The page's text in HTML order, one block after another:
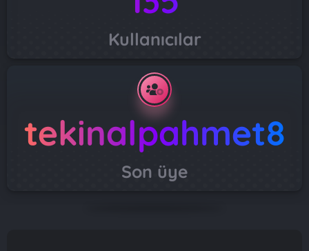
Kullanıcılar
tekinalpahmet8
Son üye